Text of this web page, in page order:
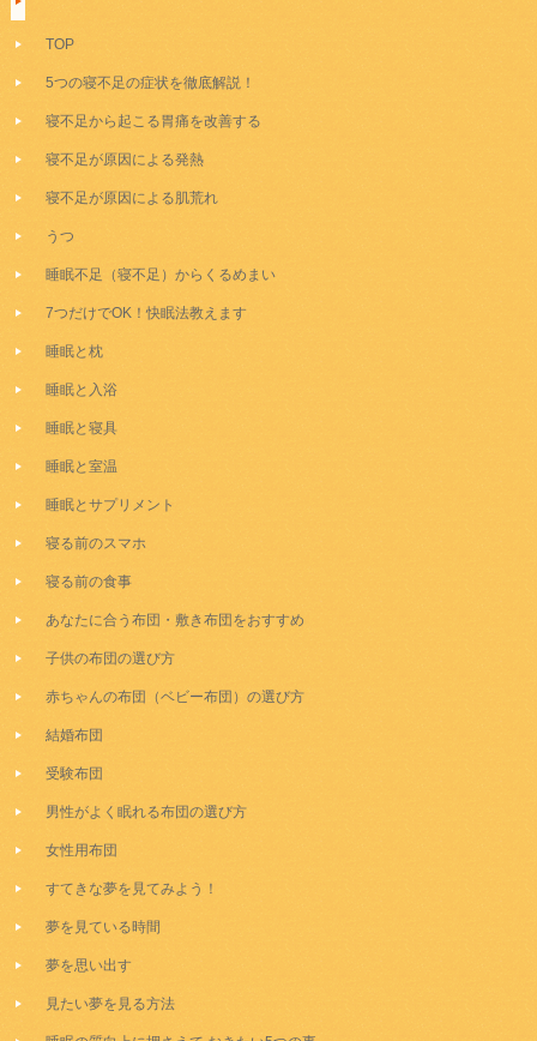
TOP
5つの寝不足の症状を徹底解説！
寝不足から起こる胃痛を改善する
寝不足が原因による発熱
寝不足が原因による肌荒れ
うつ
睡眠不足（寝不足）からくるめまい
7つだけでOK！快眠法教えます
睡眠と枕
睡眠と入浴
睡眠と寝具
睡眠と室温
睡眠とサプリメント
寝る前のスマホ
寝る前の食事
あなたに合う布団・敷き布団をおすすめ
子供の布団の選び方
赤ちゃんの布団（ベビー布団）の選び方
結婚布団
受験布団
男性がよく眠れる布団の選び方
女性用布団
すてきな夢を見てみよう！
夢を見ている時間
夢を思い出す
見たい夢を見る方法